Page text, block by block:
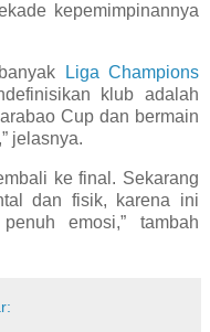
kepemimpinannya
Liga Champions
klub adalah
Cup dan bermain
jelasnya.
ke final. Sekarang
dan fisik, karena ini
emosi,” tambah